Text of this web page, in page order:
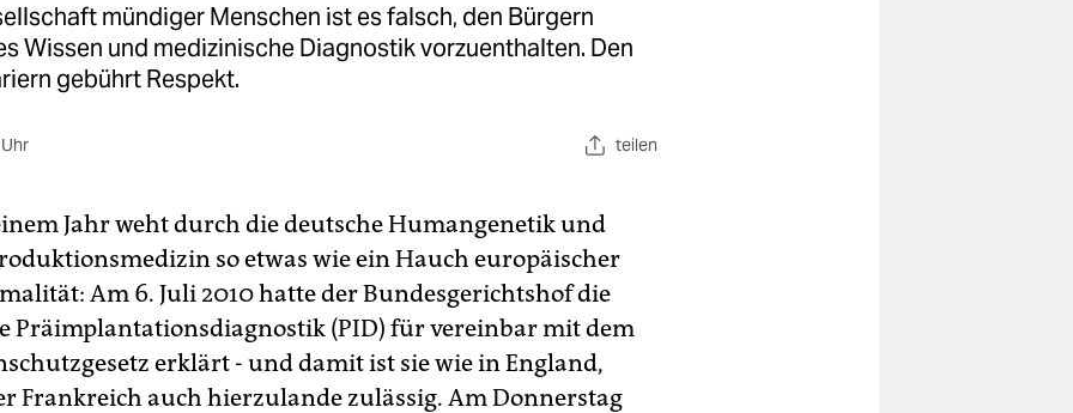
mündiger Menschen ist es falsch, den Bürgern
Wissen und medizinische Diagnostik vorzuenthalten. Den
gebührt Respekt.
teilen
Jahr weht durch die deutsche Humangenetik und
so etwas wie ein Hauch europäischer
Am 6. Juli 2010 hatte der Bundesgerichtshof die
Präimplantationsdiagnostik (PID) für vereinbar mit dem
erklärt - und damit ist sie wie in England,
Frankreich auch hierzulande zulässig. Am Donnerstag